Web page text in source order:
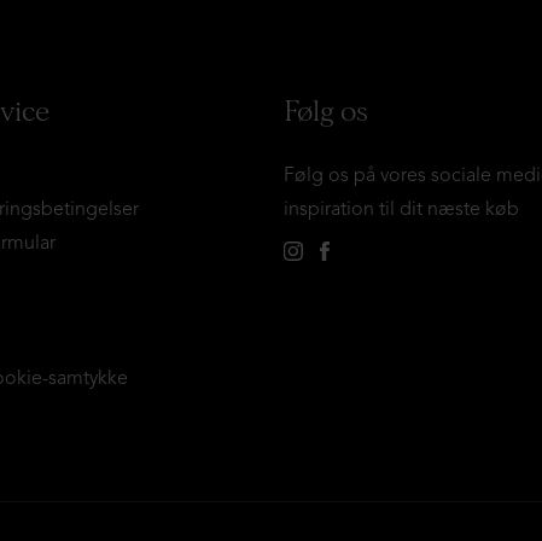
samtykke
Følg os
Følg os på vores sociale
inspiration til dit næste køb